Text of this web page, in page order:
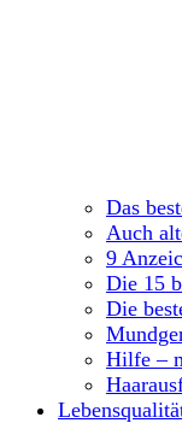
Das
Auch
9
Die 15
Die
Hilfe –